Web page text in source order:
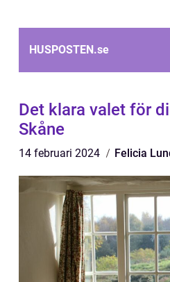
HUSPOSTEN.se
Det klara valet för
Skåne
14 februari 2024 Felicia